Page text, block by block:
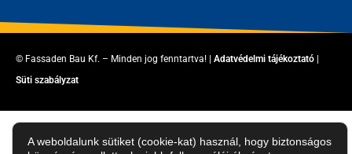
© Fassaden Bau Kf. – Minden jog fenntartva! | Adatvédelmi tájékoztató |
Süti szabályzat
A weboldalunk sütiket (cookie-kat) használ, hogy biztonságos